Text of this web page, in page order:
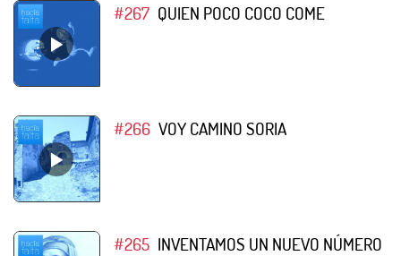
#267 QUIEN POCO COCO COME
#266 VOY CAMINO SORIA
#265 INVENTAMOS UN NUEVO NÚMERO